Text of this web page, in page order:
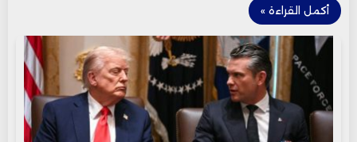
أكمل القراءة »